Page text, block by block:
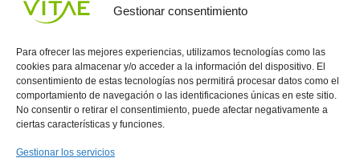
Gestionar consentimiento
Para ofrecer las mejores experiencias, utilizamos tecnologías como las
cookies para almacenar y/o acceder a la información del dispositivo. El
consentimiento de estas tecnologías nos permitirá procesar datos como el
comportamiento de navegación o las identificaciones únicas en este sitio.
No consentir o retirar el consentimiento, puede afectar negativamente a
ciertas características y funciones.
Gestionar los servicios
promueven la regeneración éstas, ejerciendo una acción
total sobre estas y ejerciendo una solución 100% natural
hidratante vulvar.